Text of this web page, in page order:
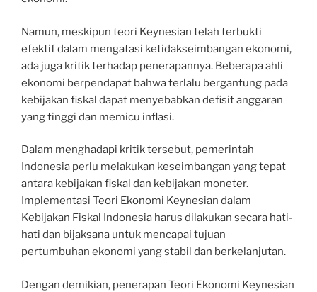
Namun, meskipun teori Keynesian telah terbukti
efektif dalam mengatasi ketidakseimbangan ekonomi,
ada juga kritik terhadap penerapannya. Beberapa ahli
ekonomi berpendapat bahwa terlalu bergantung pada
kebijakan fiskal dapat menyebabkan defisit anggaran
yang tinggi dan memicu inflasi.
Dalam menghadapi kritik tersebut, pemerintah
Indonesia perlu melakukan keseimbangan yang tepat
antara kebijakan fiskal dan kebijakan moneter.
Implementasi Teori Ekonomi Keynesian dalam
Kebijakan Fiskal Indonesia harus dilakukan secara hati-
hati dan bijaksana untuk mencapai tujuan
pertumbuhan ekonomi yang stabil dan berkelanjutan.
Dengan demikian, penerapan Teori Ekonomi Keynesian